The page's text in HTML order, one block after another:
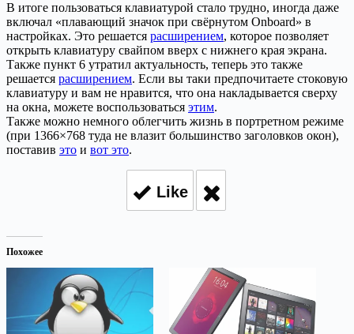
В итоге пользоваться клавиатурой стало трудно, иногда даже
включал «плавающий значок при свёрнутом Onboard» в
настройках. Это решается расширением, которое позволяет
открыть клавиатуру свайпом вверх с нижнего края экрана.
Также пункт 6 утратил актуальность, теперь это также
решается расширением. Если вы таки предпочитаете стоковую
клавиатуру и вам не нравится, что она накладывается сверху
на окна, можете воспользоваться этим.
Также можно немного облегчить жизнь в портретном режиме
(при 1366×768 туда не влазит большинство заголовков окон),
поставив это и вот это.
Like
Похожее